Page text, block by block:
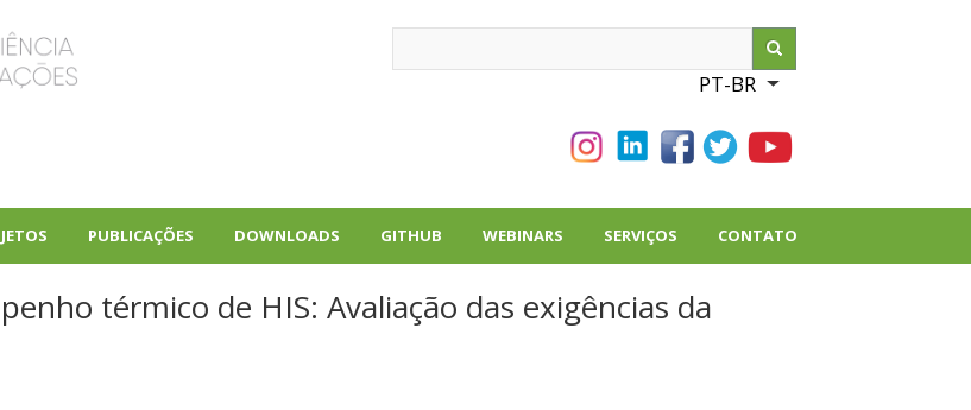
PT-BR
List additional
PUBLICAÇÕES DOWNLOADS GITHUB WEBINARS SERVIÇOS CONTATO
térmico de HIS: Avaliação das exigências da